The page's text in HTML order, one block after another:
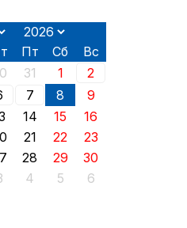
Пт Сб
Вс
31 1
2
7 8
9
14 15
16
21 22
23
28 29
30
4 5 6